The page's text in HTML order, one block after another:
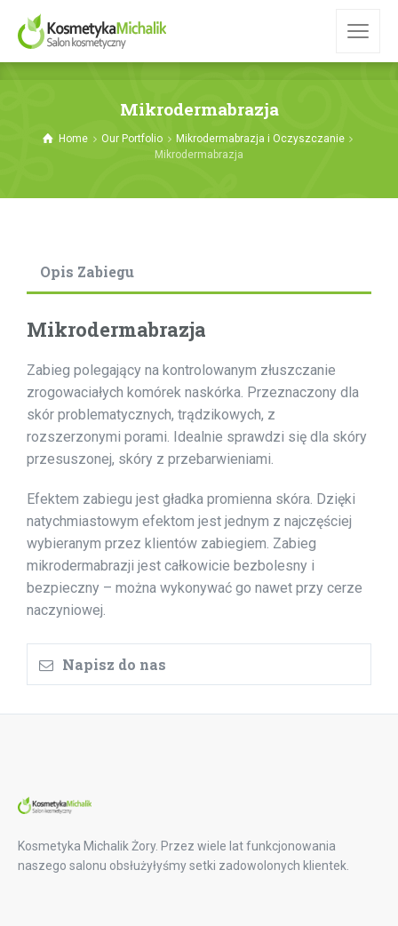
Mikrodermabrazja
Home Our Portfolio
Mikrodermabrazja i Oczyszczanie
Mikrodermabrazja
Opis Zabiegu
Mikrodermabrazja
Zabieg polegający na kontrolowanym złuszczanie
zrogowaciałych komórek naskórka. Przeznaczony dla
skór problematycznych, trądzikowych, z
rozszerzonymi porami. Idealnie sprawdzi się dla skóry
przesuszonej, skóry z przebarwieniami.
Efektem zabiegu jest gładka promienna skóra. Dzięki
natychmiastowym efektom jest jednym z najczęściej
wybieranym przez klientów zabiegiem. Zabieg
mikrodermabrazji jest całkowicie bezbolesny i
bezpieczny – można wykonywać go nawet przy cerze
naczyniowej.
Napisz do nas
Kosmetyka Michalik Żory. Przez wiele lat funkcjonowania
naszego salonu obsłużyłyśmy setki zadowolonych klientek.